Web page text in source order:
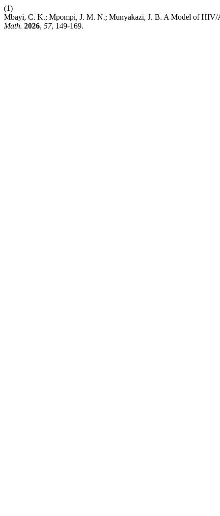
(1)
Mbayi, C. K.; Mpompi, J. M. N.; Munyakazi, J. B. A Model of HIV/
Math. 2026, 57, 149-169.